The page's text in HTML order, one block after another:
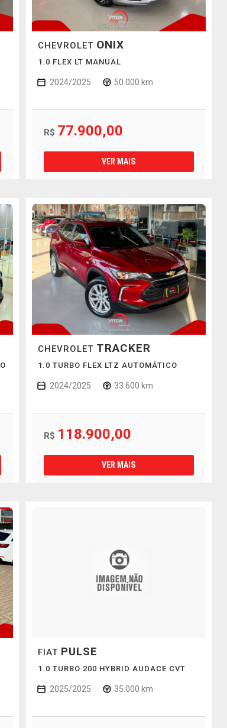
CHEVROLET ONIX
1.0 FLEX LT MANUAL
2024/2025 50.000 km
R$ 77.900,00
VER MAIS
CHEVROLET TRACKER
1.0 TURBO FLEX LTZ AUTOMÁTICO
2024/2025 33.600 km
R$ 118.900,00
VER MAIS
FIAT PULSE
1.0 TURBO 200 HYBRID AUDACE CVT
2025/2025 35.000 km